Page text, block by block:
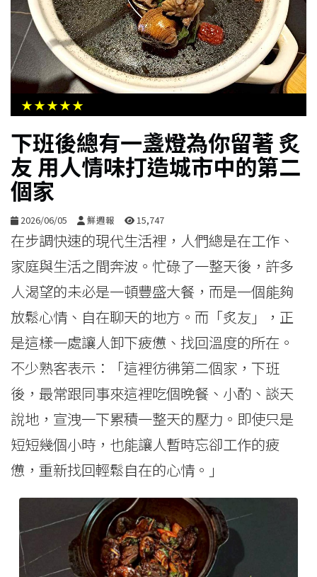
居
家
生
活
合
影
音
購
物
★★★★★
下班後總有一盞燈為你留著 炙
友 用人情味打造城市中的第二
個家
2026/06/05 鮮週報 15,747
在步調快速的現代生活裡，人們總是在工作、
家庭與生活之間奔波。忙碌了一整天後，許多
人渴望的未必是一頓豐盛大餐，而是一個能夠
放鬆心情、自在聊天的地方。而「炙友」，正
是這樣一處讓人卸下疲憊、找回溫度的所在。
不少熟客表示：「這裡彷彿第二個家，下班
後，最常跟同事來這裡吃個晚餐、小酌、談天
說地，宣洩一下累積一整天的壓力。即使只是
短短幾個小時，也能讓人暫時忘卻工作的疲
憊，重新找回輕鬆自在的心情。」